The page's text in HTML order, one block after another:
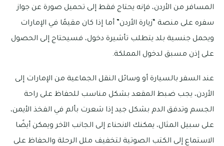
المسافر من الأردن، فإنه يحتاج فقط إلى تحميل صورة عن جواز
سفره على منصة “زيارة الأردن” أما إذا كان مقيمًا في الإمارات
ويحمل جنسية بلد يتطلب تأشيرة دخول، فسيحتاج إلى الحصول
على إذن مسبق لدخول المملكة.
عند السفر بالسيارة أو وسائل النقل الجماعية من الإمارات إلى
الأردن، يجب ضبط المقعد بشكل مناسب للحفاظ على راحة
الجسم وتدفق الدم بشكل جيد إذا شعرت بألم في الفخذ الأيمن،
على سبيل المثال، يمكنك الانحناء إلى الجانب الآخر ويمكن أيضًا
الاستماع إلى الكتب الصوتية لتخفيف ملل الرحلة والحفاظ على